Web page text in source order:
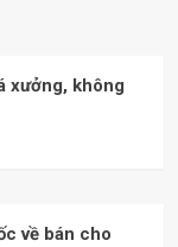
xưởng, không
về bán cho